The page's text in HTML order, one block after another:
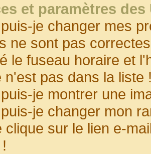
et paramètres
je changer mes
ne sont pas
le fuseau horaire et
n'est pas dans la liste
je montrer une
je changer mon
clique sur le lien e-